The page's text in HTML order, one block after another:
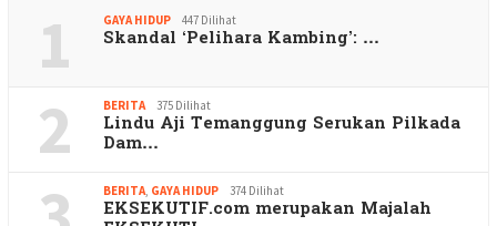
1 GAYA HIDUP 447 Dilihat
Skandal ‘Pelihara Kambing’: …
2 BERITA 375 Dilihat
Lindu Aji Temanggung Serukan Pilkada
Dam…
BERITA GAYA HIDUP 374 Dilihat
EKSEKUTIF.com merupakan Majalah